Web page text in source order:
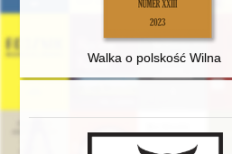
Walka o polskość Wilna